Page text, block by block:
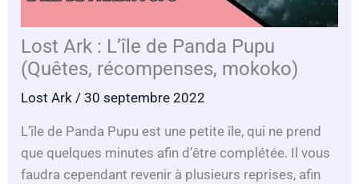
Lost Ark : L’île de Panda Pupu
(Quêtes, récompenses, mokoko)
Lost Ark / 30 septembre 2022
L’île de Panda Pupu est une petite île, qui ne prend
que quelques minutes afin d’être complétée. Il vous
faudra cependant revenir à plusieurs reprises, afin